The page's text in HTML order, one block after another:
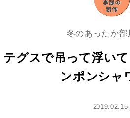
冬のあったか部
テグスで吊って浮い
ンポンシャ
2019.02.15